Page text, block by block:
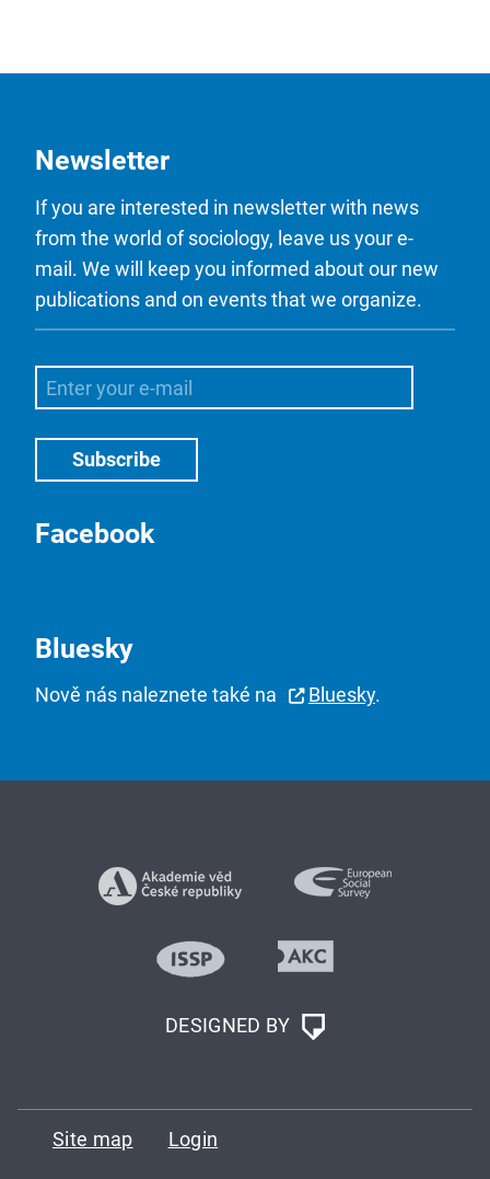
Newsletter
If you are interested in newsletter with news
from the world of sociology, leave us your e-
mail. We will keep you informed about our new
publications and on events that we organize.
Facebook
Bluesky
Nově nás naleznete také na Bluesky.
DESIGNED BY
Site map Login